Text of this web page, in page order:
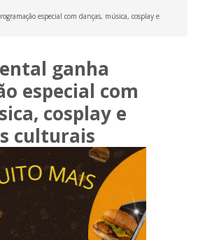
especial com danças, música, cosplay e
ganha
especial com
cosplay e
culturais